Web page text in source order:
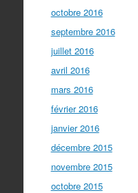
octobre 2016
septembre 2016
juillet 2016
avril 2016
mars 2016
février 2016
janvier 2016
décembre 2015
novembre 2015
octobre 2015